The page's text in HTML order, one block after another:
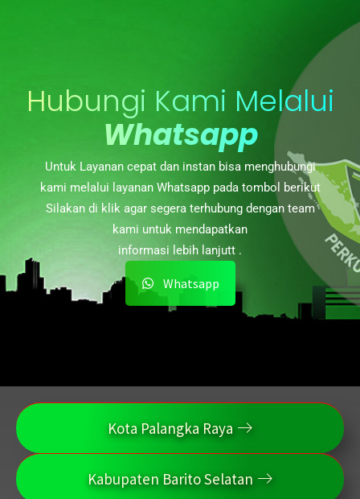
Hubungi Kami Melalui
Whatsapp
Untuk Layanan cepat dan instan bisa menghubungi
kami melalui layanan Whatsapp pada tombol berikut
Silakan di klik agar segera terhubung dengan team
kami untuk mendapatkan
informasi lebih lanjutt .
Whatsapp
Kota Palangka Raya
Kabupaten Barito Selatan